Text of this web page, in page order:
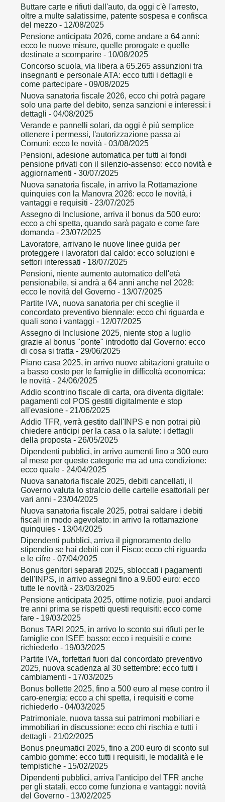
Buttare carte e rifiuti dall'auto, da oggi c'è l'arresto,
oltre a multe salatissime, patente sospesa e confisca
del mezzo - 12/08/2025
Pensione anticipata 2026, come andare a 64 anni:
ecco le nuove misure, quelle prorogate e quelle
destinate a scomparire - 10/08/2025
Concorso scuola, via libera a 65.265 assunzioni tra
insegnanti e personale ATA: ecco tutti i dettagli e
come partecipare - 09/08/2025
Nuova sanatoria fiscale 2026, ecco chi potrà pagare
solo una parte del debito, senza sanzioni e interessi: i
dettagli - 04/08/2025
Verande e pannelli solari, da oggi è più semplice
ottenere i permessi, l'autorizzazione passa ai
Comuni: ecco le novità - 03/08/2025
Pensioni, adesione automatica per tutti ai fondi
pensione privati con il silenzio-assenso: ecco novità e
aggiornamenti - 30/07/2025
Nuova sanatoria fiscale, in arrivo la Rottamazione
quinquies con la Manovra 2026: ecco le novità, i
vantaggi e requisiti - 23/07/2025
Assegno di Inclusione, arriva il bonus da 500 euro:
ecco a chi spetta, quando sarà pagato e come fare
domanda - 23/07/2025
Lavoratore, arrivano le nuove linee guida per
proteggere i lavoratori dal caldo: ecco soluzioni e
settori interessati - 18/07/2025
Pensioni, niente aumento automatico dell'età
pensionabile, si andrà a 64 anni anche nel 2028:
ecco le novità del Governo - 13/07/2025
Partite IVA, nuova sanatoria per chi sceglie il
concordato preventivo biennale: ecco chi riguarda e
quali sono i vantaggi - 12/07/2025
Assegno di Inclusione 2025, niente stop a luglio
grazie al bonus "ponte" introdotto dal Governo: ecco
di cosa si tratta - 29/06/2025
Piano casa 2025, in arrivo nuove abitazioni gratuite o
a basso costo per le famiglie in difficoltà economica:
le novità - 24/06/2025
Addio scontrino fiscale di carta, ora diventa digitale:
pagamenti col POS gestiti digitalmente e stop
all'evasione - 21/06/2025
Addio TFR, verrà gestito dall'INPS e non potrai più
chiedere anticipi per la casa o la salute: i dettagli
della proposta - 26/05/2025
Dipendenti pubblici, in arrivo aumenti fino a 300 euro
al mese per queste categorie ma ad una condizione:
ecco quale - 24/04/2025
Nuova sanatoria fiscale 2025, debiti cancellati, il
Governo valuta lo stralcio delle cartelle esattoriali per
vari anni - 23/04/2025
Nuova sanatoria fiscale 2025, potrai saldare i debiti
fiscali in modo agevolato: in arrivo la rottamazione
quinquies - 13/04/2025
Dipendenti pubblici, arriva il pignoramento dello
stipendio se hai debiti con il Fisco: ecco chi riguarda
e le cifre - 07/04/2025
Bonus genitori separati 2025, sbloccati i pagamenti
dell'INPS, in arrivo assegni fino a 9.600 euro: ecco
tutte le novità - 23/03/2025
Pensione anticipata 2025, ottime notizie, puoi andarci
tre anni prima se rispetti questi requisiti: ecco come
fare - 19/03/2025
Bonus TARI 2025, in arrivo lo sconto sui rifiuti per le
famiglie con ISEE basso: ecco i requisiti e come
richiederlo - 19/03/2025
Partite IVA, forfettari fuori dal concordato preventivo
2025, nuova scadenza al 30 settembre: ecco tutti i
cambiamenti - 17/03/2025
Bonus bollette 2025, fino a 500 euro al mese contro il
caro-energia: ecco a chi spetta, i requisiti e come
richiederlo - 04/03/2025
Patrimoniale, nuova tassa sui patrimoni mobiliari e
immobiliari in discussione: ecco chi rischia e tutti i
dettagli - 21/02/2025
Bonus pneumatici 2025, fino a 200 euro di sconto sul
cambio gomme: ecco tutti i requisiti, le modalità e le
tempistiche - 15/02/2025
Dipendenti pubblici, arriva l’anticipo del TFR anche
per gli statali, ecco come funziona e vantaggi: novità
del Governo - 13/02/2025